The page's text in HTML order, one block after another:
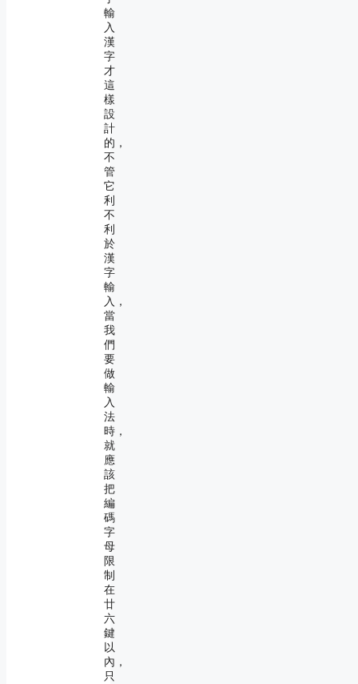
輸
入
漢
字
才
這
樣
設
計
的，
不
管
它
利
不
利
於
漢
字
輸
入，
當
我
們
要
做
輸
入
法
時，
就
應
該
把
編
碼
字
母
限
制
在
廿
六
鍵
以
內，
只